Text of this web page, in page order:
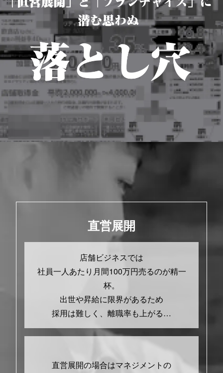
直営展開
店舗ビジネスでは
社員一人あたり月間100万円売るのが精一
杯。
出世や昇給に限界があるため
採用は難しく、離職率も上がる…
直営展開の場合はマネジメントの